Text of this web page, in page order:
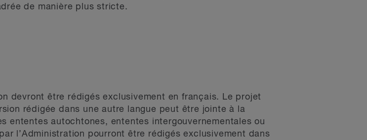
de manière plus stricte.
devront être rédigés exclusivement en français. Le projet
rédigée dans une autre langue peut être jointe à la
ententes autochtones, ententes intergouvernementales ou
l’Administration pourront être rédigés exclusivement dans